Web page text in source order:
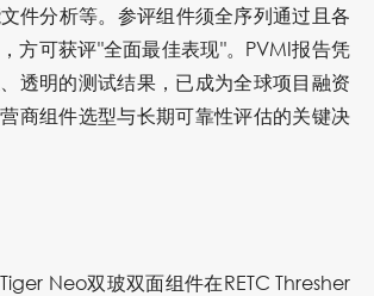
件分析等。参评组件须全序列通过且各
方可获评"全面最佳表现"。PVMI报告凭
透明的测试结果，已成为全球项目融资
商组件选型与长期可靠性评估的关键决
Tiger Neo双玻双面组件在RETC Thresher